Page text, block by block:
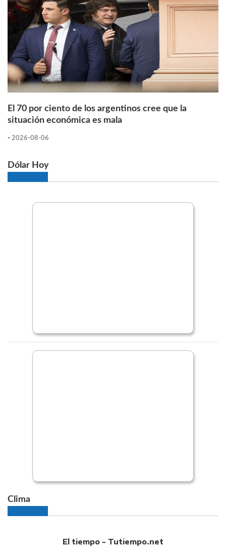
El 70 por ciento de los argentinos cree que la
situación económica es mala
- 2026-08-06
Dólar Hoy
Clima
El tiempo - Tutiempo.net